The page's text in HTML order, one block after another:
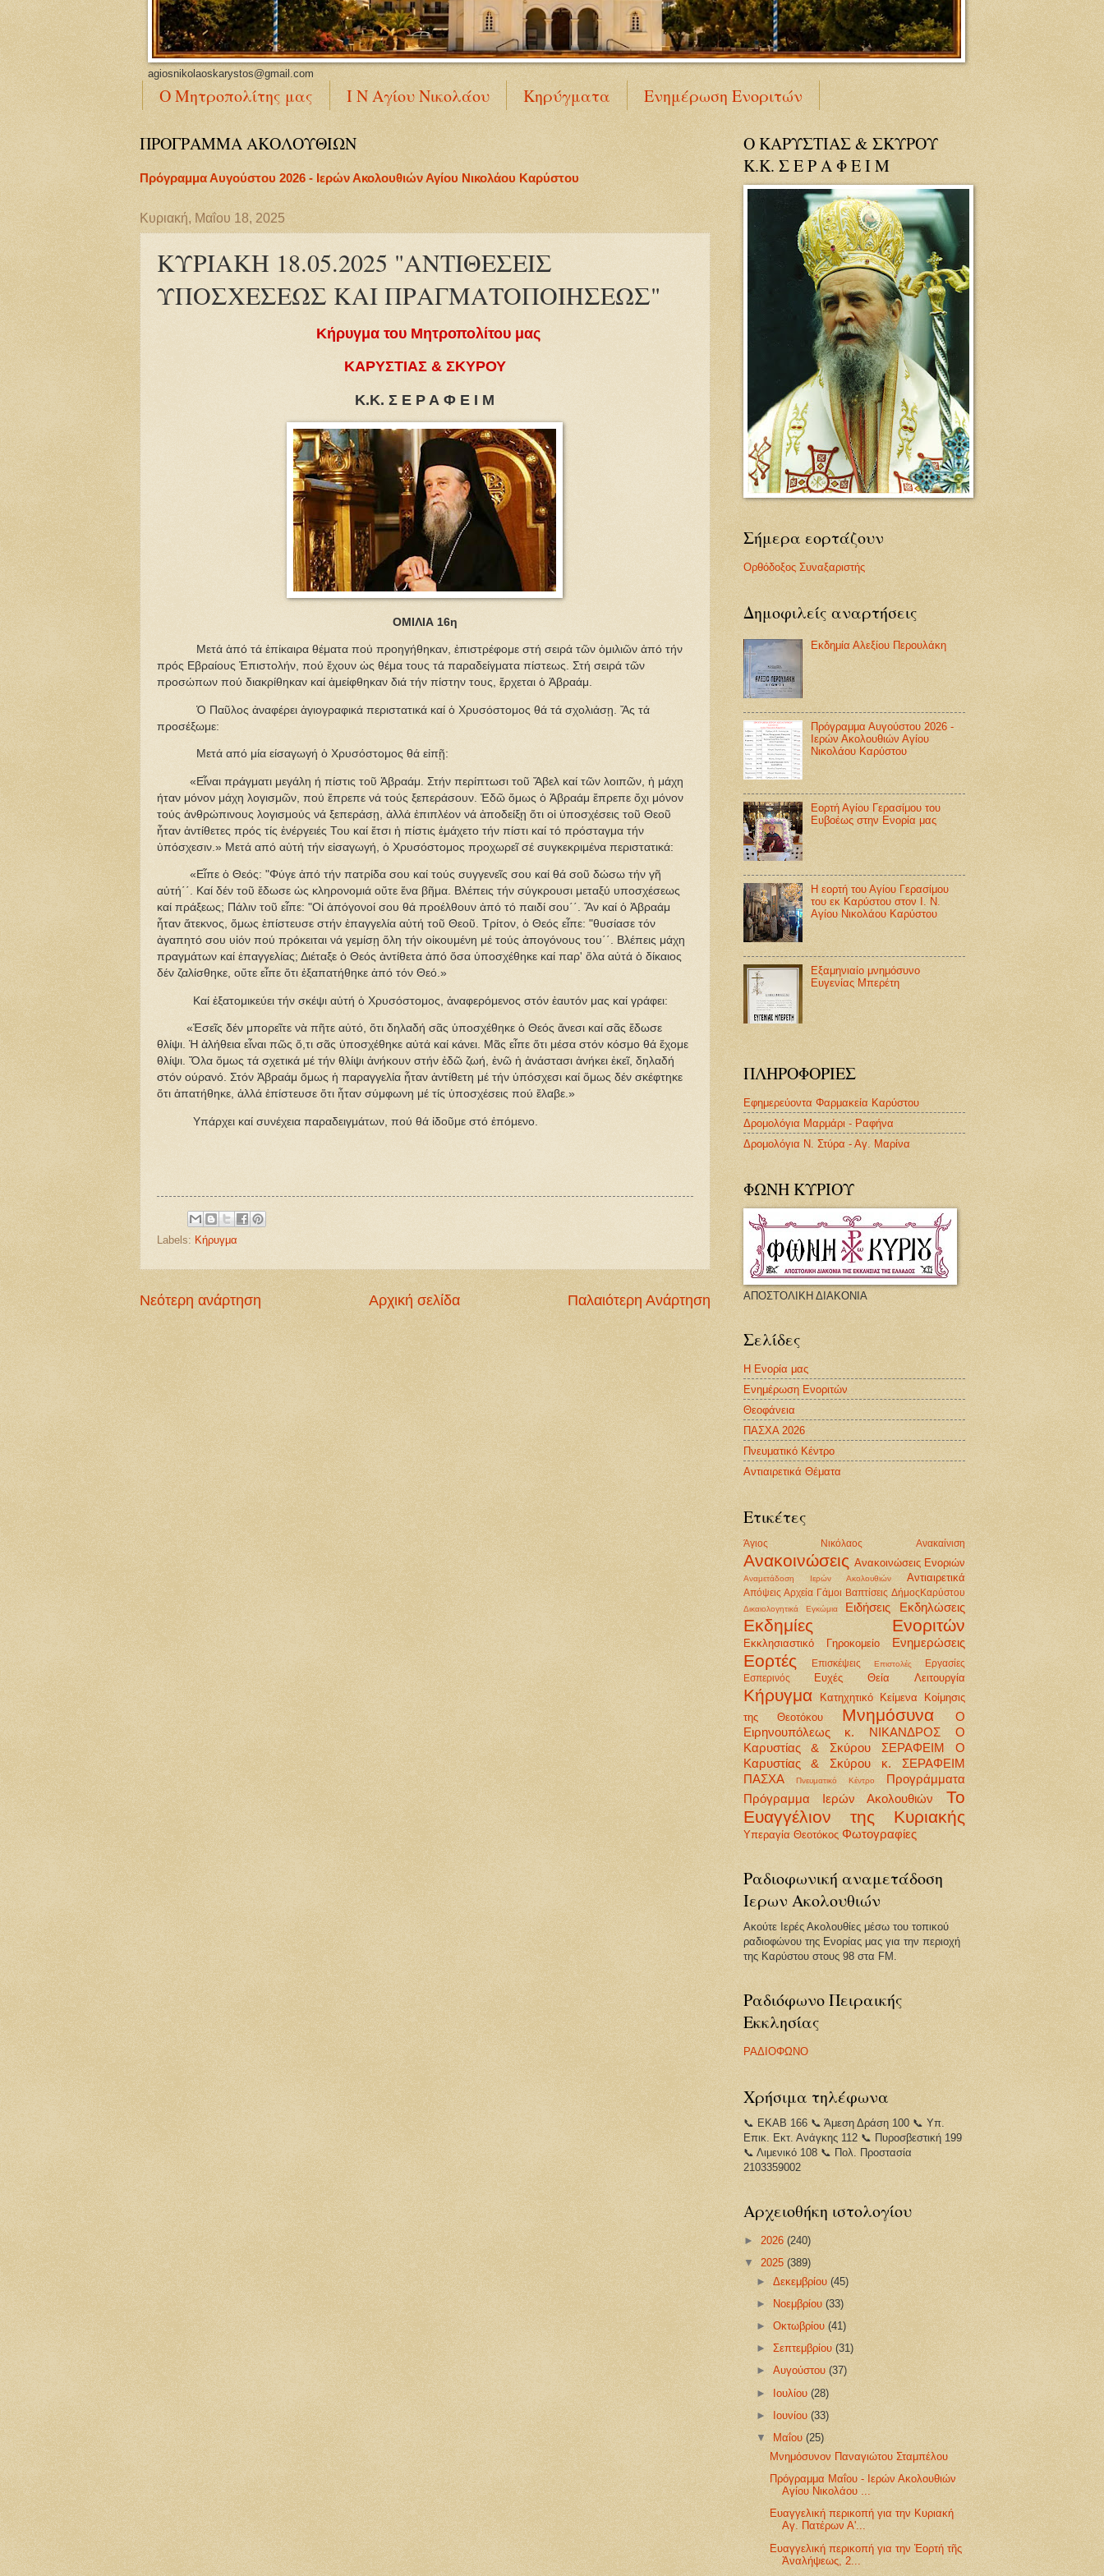
agiosnikolaoskarystos@gmail.com
Ο Μητροπολίτης μας Ι Ν Αγίου Νικολάου Κηρύγματα Ενημέρωση Ενοριτών
ΠΡΟΓΡΑΜΜΑ ΑΚΟΛΟΥΘΙΩΝ
Πρόγραμμα Αυγούστου 2026 - Ιερών Ακολουθιών Αγίου Νικολάου Καρύστου
Κυριακή, Μαΐου 18, 2025
ΚΥΡΙΑΚΗ 18.05.2025 "ΑΝΤΙΘΕΣΕΙΣ
ΥΠΟΣΧΕΣΕΩΣ ΚΑΙ ΠΡΑΓΜΑΤΟΠΟΙΗΣΕΩΣ"
Κήρυγμα του Μητροπολίτου μας
ΚΑΡΥΣΤΙΑΣ & ΣΚΥΡΟΥ
Κ.Κ. Σ Ε Ρ Α Φ Ε Ι Μ
ΟΜΙΛΙΑ 16η
Μετά ἀπό τά ἐπίκαιρα θέματα πού προηγήθηκαν, ἐπιστρέφομε στή σειρά τῶν ὁμιλιῶν ἀπό τήν
πρός Εβραίους Ἐπιστολήν, πού ἔχουν ὡς θέμα τους τά παραδείγματα πίστεως. Στή σειρά τῶν
προσώπων πού διακρίθηκαν καί ἀμείφθηκαν διά τήν πίστην τους, ἔρχεται ὁ Ἀβραάμ.
Ὁ Παῦλος ἀναφέρει ἁγιογραφικά περιστατικά καί ὁ Χρυσόστομος θά τά σχολιάσῃ. Ἄς τά
προσέξωμε:
Μετά από μία είσαγωγή ὁ Χρυσόστομος θά εἰπῇ:
«Εἶναι πράγματι μεγάλη ή πίστις τοῦ Ἀβραάμ. Στήν περίπτωσι τοῦ Ἄβελ καί τῶν λοιπῶν, ἡ μάχη
ήταν μόνον μάχη λογισμῶν, πού ἔπρεπε νά τούς ξεπεράσουν. Ἐδῶ ὅμως ὁ Ἀβραάμ ἔπρεπε ὄχι μόνον
τούς ἀνθρώπινους λογισμούς νά ξεπεράσῃ, ἀλλά ἐπιπλέον νά ἀποδείξῃ ὅτι οἱ ὑποσχέσεις τοῦ Θεοῦ
ἦταν ἀντίθετες πρός τίς ἐνέργειές Του καί ἔτσι ἡ πίστις ἐμάχετο τήν πίστι καί τό πρόσταγμα τήν
ὑπόσχεσιν.» Μετά από αὐτή τήν εἰσαγωγή, ὁ Χρυσόστομος προχωρεῖ σέ συγκεκριμένα περιστατικά:
«Εἶπε ὁ Θεός: "Φύγε ἀπό τήν πατρίδα σου καί τούς συγγενεῖς σου καί θά σοῦ δώσω τήν γῆ
αὐτή΄΄. Καί δέν τοῦ ἔδωσε ὡς κληρονομιά οὔτε ἕνα βῆμα. Βλέπεις τήν σύγκρουσι μεταξύ υποσχέσεως
καί πράξεως; Πάλιν τοῦ εἶπε: "Οἱ ἀπόγονοί σου θά προέλθουν ἀπό τό παιδί σου΄΄. Ἄν καί ὁ Ἀβραάμ
ἦταν ἄτεκνος, ὅμως ἐπίστευσε στήν ἐπαγγελία αὐτή τοῦ Θεοῦ. Τρίτον, ὁ Θεός εἶπε: "θυσίασε τόν
ἀγαπητό σου υἱόν πού πρόκειται νά γεμίσῃ ὅλη τήν οἰκουμένη μέ τούς ἀπογόνους του΄΄. Βλέπεις μάχη
πραγμάτων καί ἐπαγγελίας; Διέταξε ὁ Θεός ἀντίθετα ἀπό ὅσα ὑποσχέθηκε καί παρ' ὅλα αὐτά ὁ δίκαιος
δέν ζαλίσθηκε, οὔτε εἶπε ὅτι ἐξαπατήθηκε ἀπό τόν Θεό.»
Καί ἐξατομικεύει τήν σκέψι αὐτή ὁ Χρυσόστομος, ἀναφερόμενος στόν ἑαυτόν μας καί γράφει:
«Ἐσεῖς δέν μπορεῖτε νὰ πῆτε αὐτό, ὅτι δηλαδή σᾶς ὑποσχέθηκε ὁ Θεός ἄνεσι καί σᾶς ἔδωσε
θλίψι. Ἡ ἀλήθεια εἶναι πῶς ὅ,τι σᾶς ὑποσχέθηκε αὐτά καί κάνει. Μᾶς εἶπε ὅτι μέσα στόν κόσμο θά ἔχομε
θλίψι. Ὅλα ὅμως τά σχετικά μέ τήν θλίψι ἀνήκουν στήν ἐδῶ ζωή, ἐνῶ ἡ ἀνάστασι ἀνήκει ἐκεῖ, δηλαδή
στόν ούρανό. Στόν Ἀβραάμ ὅμως ἡ παραγγελία ἦταν ἀντίθετη μέ τήν ὑπόσχεσι καί ὅμως δέν σκέφτηκε
ὅτι ἀπατήθηκε, ἀλλά ἐπίστευσε ὅτι ἦταν σύμφωνη μέ τίς ὑποσχέσεις πού ἔλαβε.»
Υπάρχει καί συνέχεια παραδειγμάτων, πού θά ἰδοῦμε στό ἑπόμενο.
Labels: Κήρυγμα
Νεότερη ανάρτηση Παλαιότερη Ανάρτηση
Αρχική σελίδα
Ο ΚΑΡΥΣΤΙΑΣ & ΣΚΥΡΟΥ
Κ.Κ. Σ Ε Ρ Α Φ Ε Ι Μ
Σήμερα εορτάζουν
Ορθόδοξος Συναξαριστής
Δημοφιλείς αναρτήσεις
Εκδημία Αλεξίου Περουλάκη
Πρόγραμμα Αυγούστου 2026 -
Ιερών Ακολουθιών Αγίου
Νικολάου Καρύστου
Εορτή Αγίου Γερασίμου του
Ευβοέως στην Ενορία μας
Η εορτή του Αγίου Γερασίμου
του εκ Καρύστου στον Ι. Ν.
Αγίου Νικολάου Καρύστου
Εξαμηνιαίο μνημόσυνο
Ευγενίας Μπερέτη
ΠΛΗΡΟΦΟΡΙΕΣ
Εφημερεύοντα Φαρμακεία Καρύστου
Δρομολόγια Μαρμάρι - Ραφήνα
Δρομολόγια Ν. Στύρα - Αγ. Μαρίνα
ΦΩΝΗ ΚΥΡΙΟΥ
ΑΠΟΣΤΟΛΙΚΗ ΔΙΑΚΟΝΙΑ
Σελίδες
Η Ενορία μας
Ενημέρωση Ενοριτών
Θεοφάνεια
ΠΑΣΧΑ 2026
Πνευματικό Κέντρο
Αντιαιρετικά Θέματα
Ετικέτες
Άγιος Νικόλαος Ανακαίνιση
Ανακοινώσεις Ανακοινώσεις Ενοριών
Αναμετάδοση Ιερών Ακολουθιών Αντιαιρετικά
Απόψεις Αρχεία Γάμοι Βαπτίσεις ΔήμοςΚαρύστου
Δικαιολογητικά Εγκώμια Ειδήσεις Εκδηλώσεις
Εκδημίες Ενοριτών
Εκκλησιαστικό Γηροκομείο Ενημερώσεις
Εορτές Επισκέψεις Επιστολές
Εργασίες
Εσπερινός
Ευχές Θεία Λειτουργία
Κήρυγμα Κατηχητικό Κείμενα
Κοίμησις
της Θεοτόκου
Μνημόσυνα
Ο
Ειρηνουπόλεως κ. ΝΙΚΑΝΔΡΟΣ
Ο
Καρυστίας & Σκύρου ΣΕΡΑΦΕΙΜ
Ο
Καρυστίας & Σκύρου κ. ΣΕΡΑΦΕΙΜ
ΠΑΣΧΑ
Πνευματικό Κέντρο
Προγράμματα
Πρόγραμμα Ιερών Ακολουθιών
Το
Ευαγγέλιον της Κυριακής
Υπεραγία Θεοτόκος Φωτογραφίες
Ραδιοφωνική αναμετάδοση
Ιερων Ακολουθιών
Ακούτε Ιερές Ακολουθίες μέσω του τοπικού
ραδιοφώνου της Ενορίας μας για την περιοχή
της Καρύστου στους 98 στα FM.
Ραδιόφωνο Πειραικής
Εκκλησίας
ΡΑΔΙΟΦΩΝΟ
Χρήσιμα τηλέφωνα
📞 ΕΚΑΒ 166 📞 Άμεση Δράση 100 📞 Υπ.
Επικ. Εκτ. Ανάγκης 112 📞 Πυροσβεστική 199
📞 Λιμενικό 108 📞 Πολ. Προστασία
2103359002
Αρχειοθήκη ιστολογίου
► 2026 (240)
▼ 2025 (389)
► Δεκεμβρίου (45)
►
Νοεμβρίου (33)
► Οκτωβρίου (41)
► Σεπτεμβρίου (31)
► Αυγούστου (37)
► Ιουλίου (28)
►
Ιουνίου (33)
▼
Μαΐου (25)
Μνημόσυνον Παναγιώτου Σταμπέλου
Πρόγραμμα Μαΐου - Ιερών Ακολουθιών
Αγίου Νικολάου ...
Ευαγγελική περικοπή για την Κυριακή
Αγ. Πατέρων Α'...
Ευαγγελική περικοπή για την Ἑορτή τῆς
Ἀναλήψεως, 2...